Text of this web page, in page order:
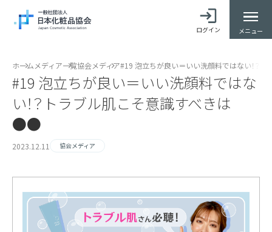
ログイン メニュー
ホーム メディア一覧協会メディア#19 泡立ちが良い＝いい洗顔料ではない！？
#19 泡立ちが良い＝いい洗顔料ではな
い！？トラブル肌こそ意識すべきは
●●
2023.12.11 協会メディア